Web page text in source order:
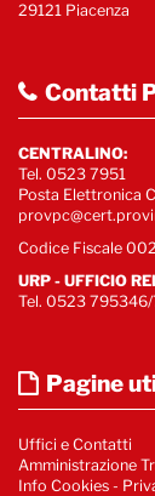
29121 Piacenza
Contatti
CENTRALINO:
Tel. 0523 7951
Posta Elettronica
Codice Fiscale
URP - UFFICIO
Tel. 0523
Pagine
Uffici e Contatti
Amministrazione
Info Cookies -